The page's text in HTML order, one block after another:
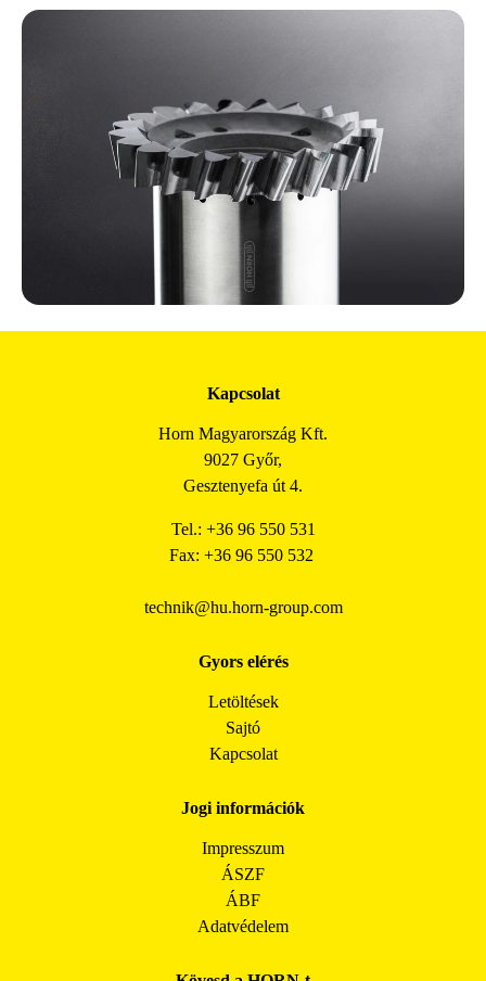
Kapcsolat
Horn Magyarország Kft.
9027 Győr,
Gesztenyefa út 4.
Tel.: +36 96 550 531
Fax: +36 96 550 532
technik@hu.horn-group.com
Gyors elérés
Letöltések
Sajtó
Kapcsolat
Jogi információk
Impresszum
ÁSZF
ÁBF
Adatvédelem